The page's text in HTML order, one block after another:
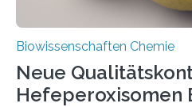
Biowissenschaften Chemie
Neue
Hefeperoxisomen